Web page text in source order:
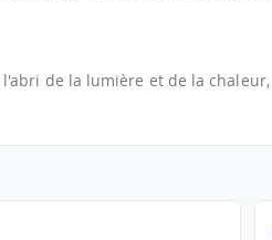
l'abri de la lumière et de la